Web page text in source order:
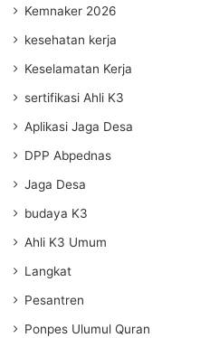
Kemnaker 2026
kesehatan kerja
Keselamatan Kerja
sertifikasi Ahli K3
Aplikasi Jaga Desa
DPP Abpednas
Jaga Desa
budaya K3
Ahli K3 Umum
Langkat
Pesantren
Ponpes Ulumul Quran